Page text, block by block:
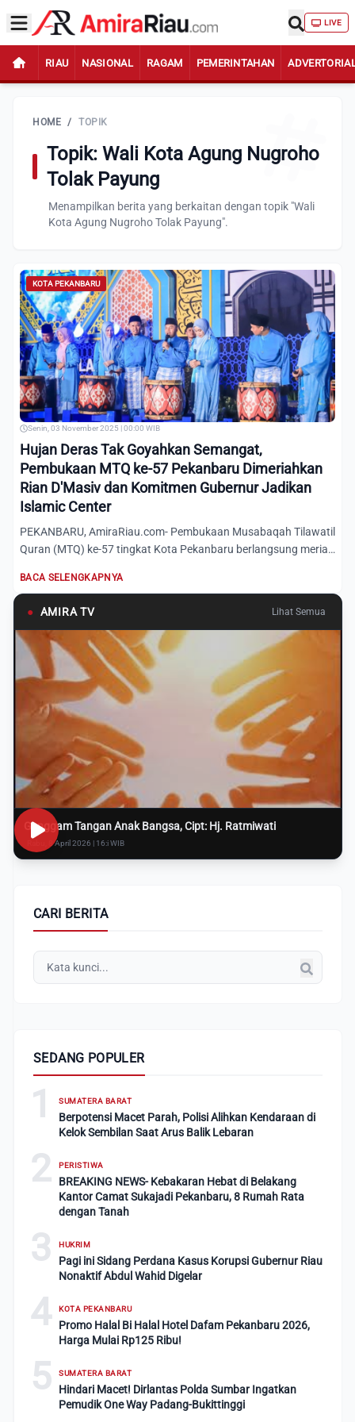
LIVE
RIAU NASIONAL RAGAM PEMERINTAHAN
HOME / TOPIK
Topik: Wali Kota Agung Nugroho
Tolak Payung
Menampilkan berita yang berkaitan dengan topik "Wali
Kota Agung Nugroho Tolak Payung".
KOTA PEKANBARU
Senin, 03 November 2025 | 00:00 WIB
Hujan Deras Tak Goyahkan Semangat,
Pembukaan MTQ ke-57 Pekanbaru Dimeriahkan
Rian D'Masiv dan Komitmen Gubernur Jadikan
Islamic Center
PEKANBARU, AmiraRiau.com- Pembukaan Musabaqah Tilawatil
Quran (MTQ) ke-57 tingkat Kota Pekanbaru berlangsung meriah
BACA SELENGKAPNYA
● AMIRA TV Lihat Semua
Genggam Tangan Anak Bangsa, Cipt: Hj. Ratmiwati
Rabu, 8 April 2026 | 16:i WIB
CARI BERITA
SEDANG POPULER
1 SUMATERA BARAT
Berpotensi Macet Parah, Polisi Alihkan Kendaraan di
Kelok Sembilan Saat Arus Balik Lebaran
2 PERISTIWA
BREAKING NEWS- Kebakaran Hebat di Belakang
Kantor Camat Sukajadi Pekanbaru, 8 Rumah Rata
dengan Tanah
3 HUKRIM
Pagi ini Sidang Perdana Kasus Korupsi Gubernur Riau
Nonaktif Abdul Wahid Digelar
4 KOTA PEKANBARU
Promo Halal Bi Halal Hotel Dafam Pekanbaru 2026,
Harga Mulai Rp125 Ribu!
5 SUMATERA BARAT
Hindari Macet! Dirlantas Polda Sumbar Ingatkan
Pemudik One Way Padang-Bukittinggi